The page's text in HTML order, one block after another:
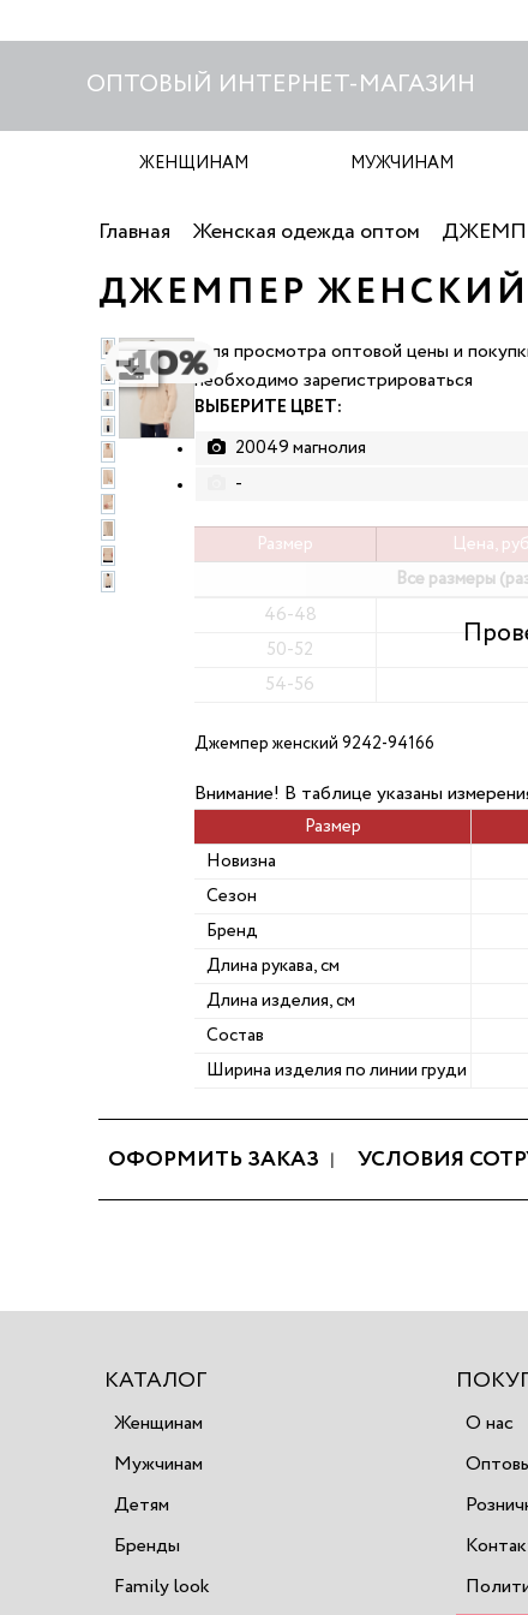
ОПТОВЫЙ ИНТЕРНЕТ-МАГАЗИН
ЖЕНЩИНАМ МУЖЧИНАМ
Главная Женская одежда оптом
ДЖЕМПЕР ЖЕНСКИЙ
фото
Для просмотра оптовой цены и
необходимо зарегистрироваться
ВЫБЕРИТЕ ЦВЕТ:
20049 магнолия
-
Размер Цена, руб
Все размеры
46-48
50-52
54-56
Джемпер женский 9242-94166
Внимание! В таблице указаны
Размер
Новизна
Сезон
Бренд
Длина рукава, см
Длина изделия, см
Состав
Ширина изделия по линии груди
ОФОРМИТЬ ЗАКАЗ УСЛОВИЯ
КАТАЛОГ
Женщинам
Мужчинам
Детям
Бренды
Family look
О нас